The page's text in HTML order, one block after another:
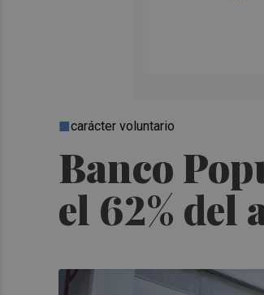
Banco
el 62% del
carácter voluntario